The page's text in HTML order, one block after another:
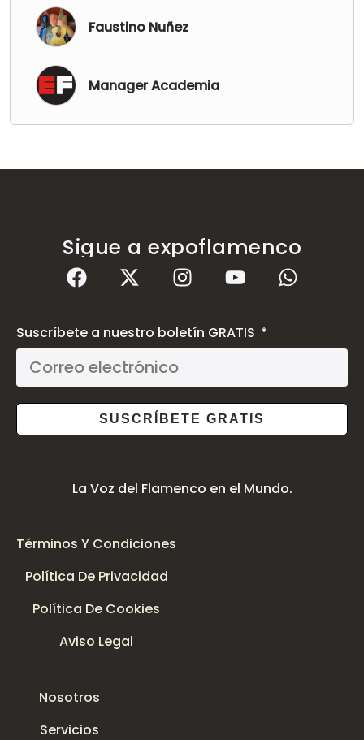
Faustino Nuñez
Manager Academia
La Voz del Flamenco en el Mundo.
Suscríbete a nuestro boletín GRATIS
SUSCRÍBETE GRATIS
Sigue a expoflamenco
Términos Y Condiciones
Política De Privacidad
Política De Cookies
Aviso Legal
Nosotros
Servicios